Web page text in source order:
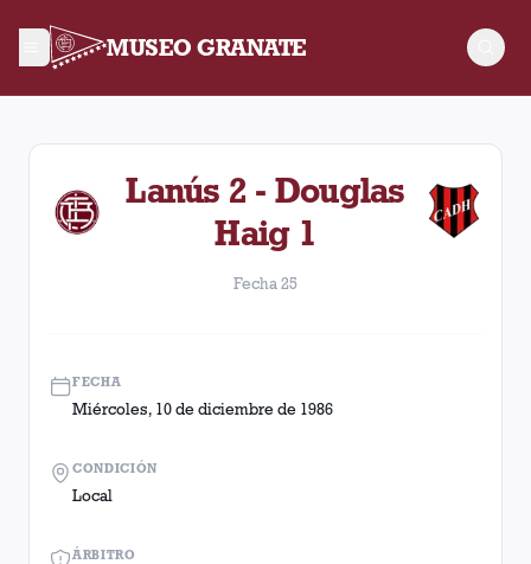
MUSEO GRANATE
Fecha 25. Partido entre Lanús y Douglas Haig disputado
Lanús 2 - Douglas
Haig 1
Fecha 25
FECHA
Miércoles, 10 de diciembre de 1986
ÁRBITRO
CONDICIÓN
Local